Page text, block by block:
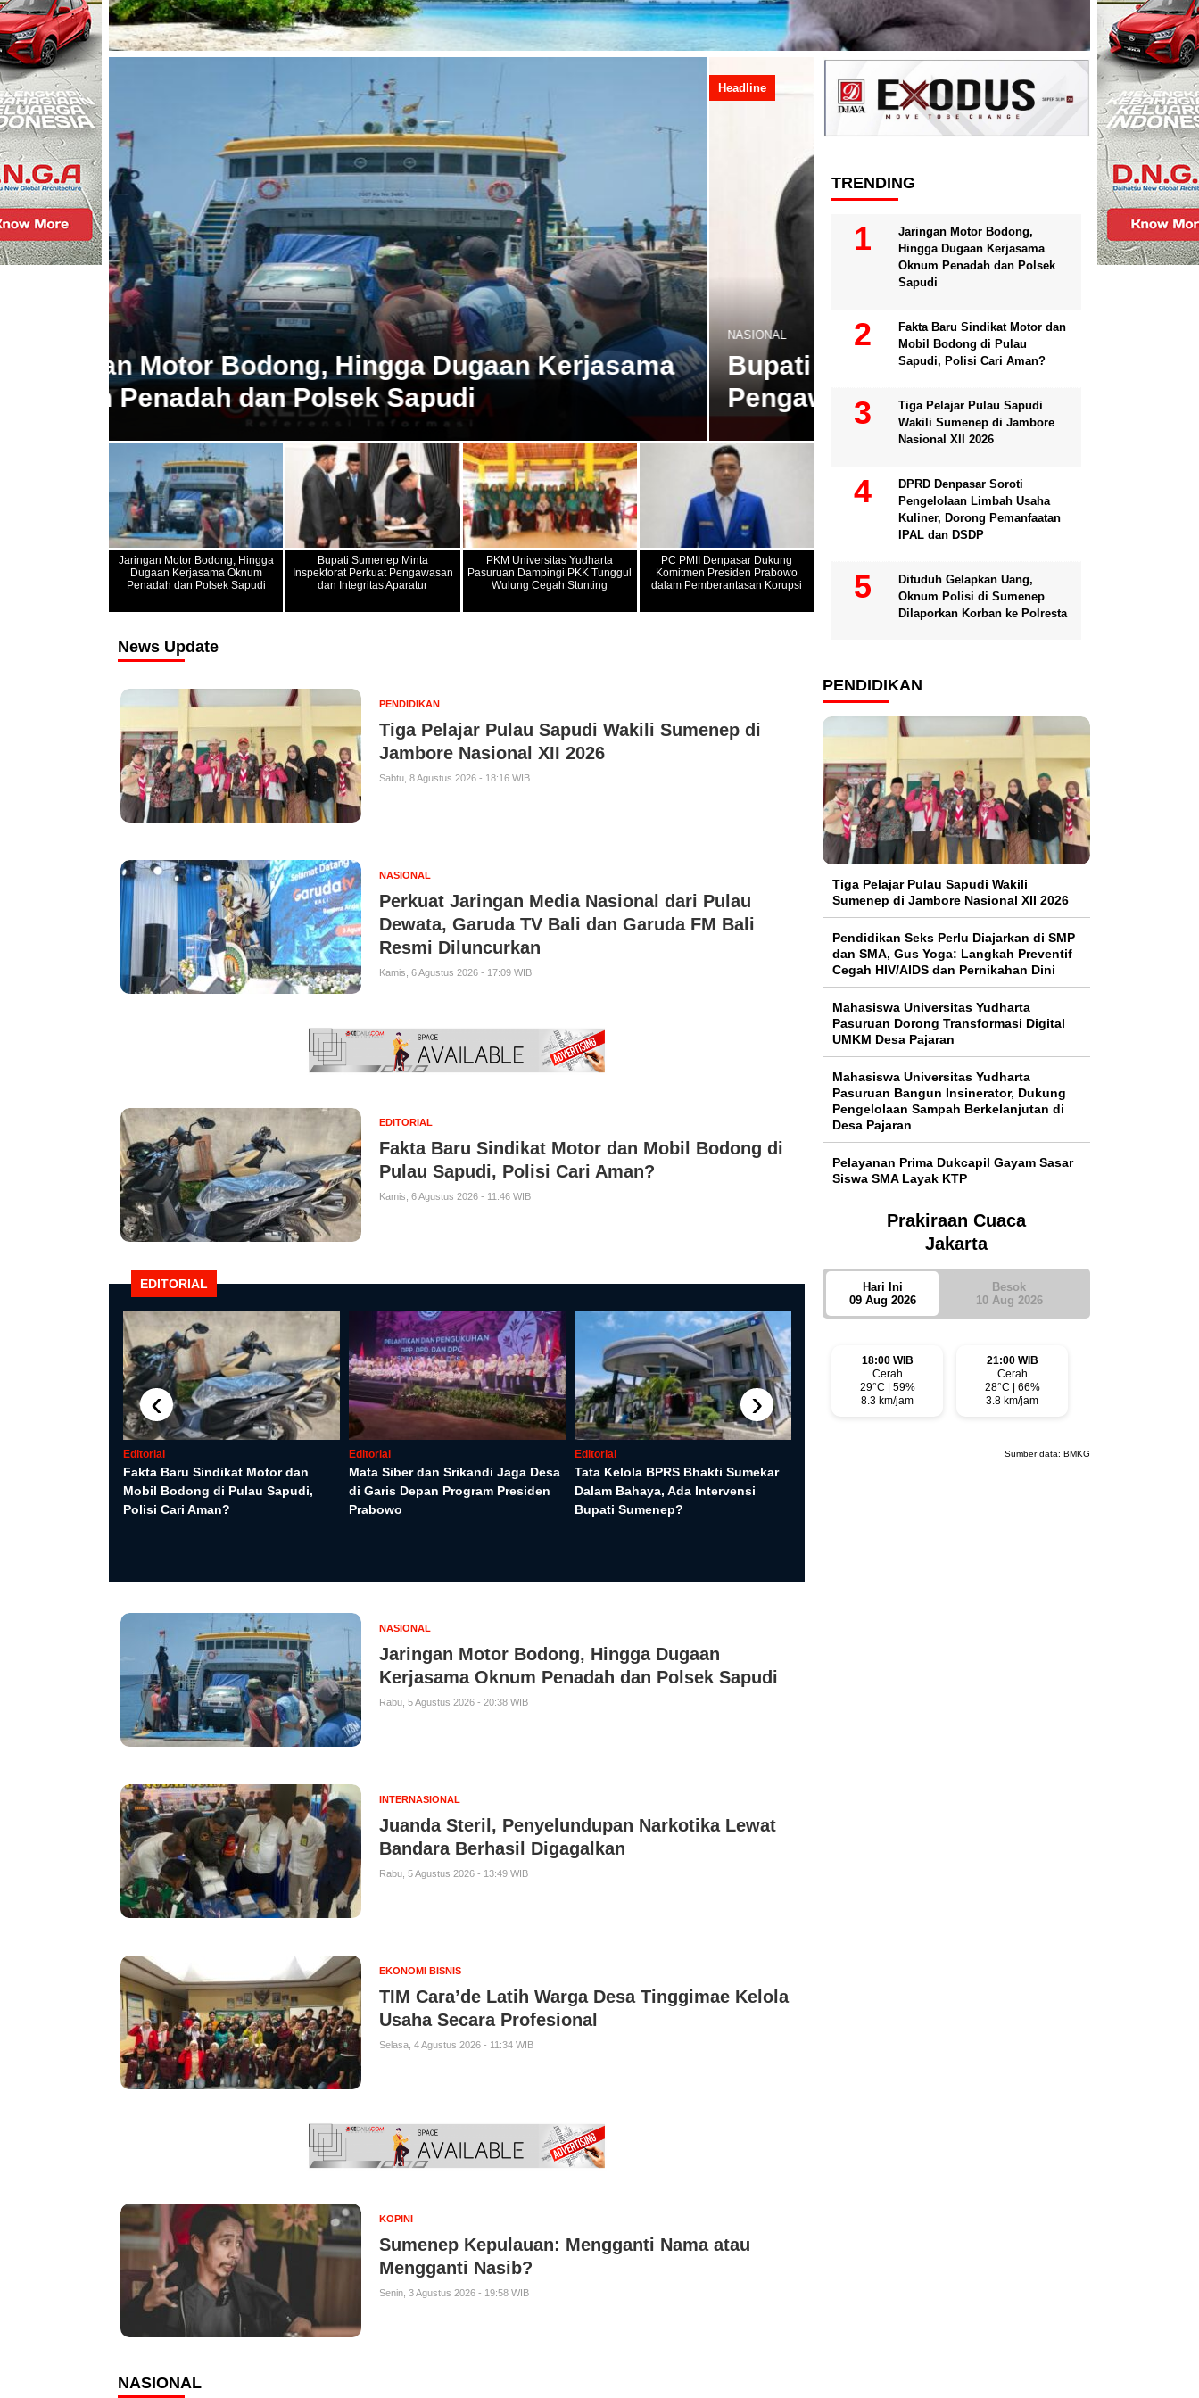
NASIONAL
Jaringan Motor Bodong, Hingga Dugaan Kerjasama
Oknum Penadah dan Polsek Sapudi
Headline
NASIONAL
Bupati Sumenep Minta
Pengawasan dan Integritas
Jaringan Motor Bodong, Hingga
Dugaan Kerjasama Oknum
Penadah dan Polsek Sapudi
Bupati Sumenep Minta
Inspektorat Perkuat Pengawasan
dan Integritas Aparatur
PKM Universitas Yudharta
Pasuruan Dampingi PKK Tunggul
Wulung Cegah Stunting
PC PMII Denpasar Dukung
Komitmen Presiden Prabowo
dalam Pemberantasan Korupsi
News Update
PENDIDIKAN
Tiga Pelajar Pulau Sapudi Wakili Sumenep di
Jambore Nasional XII 2026
Sabtu, 8 Agustus 2026 - 18:16 WIB
NASIONAL
Perkuat Jaringan Media Nasional dari Pulau
Dewata, Garuda TV Bali dan Garuda FM Bali
Resmi Diluncurkan
Kamis, 6 Agustus 2026 - 17:09 WIB
EDITORIAL
Fakta Baru Sindikat Motor dan Mobil Bodong di
Pulau Sapudi, Polisi Cari Aman?
Kamis, 6 Agustus 2026 - 11:46 WIB
EDITORIAL
Editorial
Fakta Baru Sindikat Motor dan
Mobil Bodong di Pulau Sapudi,
Polisi Cari Aman?
Editorial
Mata Siber dan Srikandi Jaga Desa
di Garis Depan Program Presiden
Prabowo
Editorial
Tata Kelola BPRS Bhakti Sumekar
Dalam Bahaya, Ada Intervensi
Bupati Sumenep?
‹ ›
NASIONAL
Jaringan Motor Bodong, Hingga Dugaan
Kerjasama Oknum Penadah dan Polsek Sapudi
Rabu, 5 Agustus 2026 - 20:38 WIB
INTERNASIONAL
Juanda Steril, Penyelundupan Narkotika Lewat
Bandara Berhasil Digagalkan
Rabu, 5 Agustus 2026 - 13:49 WIB
EKONOMI BISNIS
TIM Cara’de Latih Warga Desa Tinggimae Kelola
Usaha Secara Profesional
Selasa, 4 Agustus 2026 - 11:34 WIB
KOPINI
Sumenep Kepulauan: Mengganti Nama atau
Mengganti Nasib?
Senin, 3 Agustus 2026 - 19:58 WIB
NASIONAL
TRENDING
Jaringan Motor Bodong,
Hingga Dugaan Kerjasama
Oknum Penadah dan Polsek
Sapudi
Fakta Baru Sindikat Motor dan
Mobil Bodong di Pulau
Sapudi, Polisi Cari Aman?
Tiga Pelajar Pulau Sapudi
Wakili Sumenep di Jambore
Nasional XII 2026
DPRD Denpasar Soroti
Pengelolaan Limbah Usaha
Kuliner, Dorong Pemanfaatan
IPAL dan DSDP
Dituduh Gelapkan Uang,
Oknum Polisi di Sumenep
Dilaporkan Korban ke Polresta
PENDIDIKAN
Tiga Pelajar Pulau Sapudi Wakili
Sumenep di Jambore Nasional XII 2026
Pendidikan Seks Perlu Diajarkan di SMP
dan SMA, Gus Yoga: Langkah Preventif
Cegah HIV/AIDS dan Pernikahan Dini
Mahasiswa Universitas Yudharta
Pasuruan Dorong Transformasi Digital
UMKM Desa Pajaran
Mahasiswa Universitas Yudharta
Pasuruan Bangun Insinerator, Dukung
Pengelolaan Sampah Berkelanjutan di
Desa Pajaran
Pelayanan Prima Dukcapil Gayam Sasar
Siswa SMA Layak KTP
Prakiraan Cuaca
Jakarta
Hari Ini
09 Aug 2026
Besok
10 Aug 2026
18:00 WIB
Cerah
29°C | 59%
8.3 km/jam
21:00 WIB
Cerah
28°C | 66%
3.8 km/jam
Sumber data: BMKG